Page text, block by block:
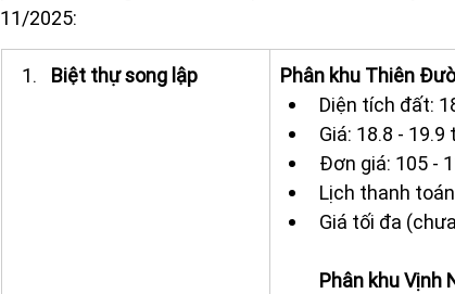
11/2025:
Biệt thự song lập
Phân khu Thiên
Diện tích đất:
Giá: 18.8 -
Đơn giá: 105 -
Lịch thanh
Giá tối đa
Phân khu Vịnh